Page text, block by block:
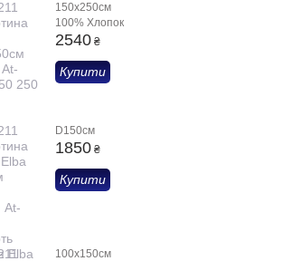
150х250см
100% Хлопок
2540 ₴
Купити
D150см
1850 ₴
Купити
100х150см